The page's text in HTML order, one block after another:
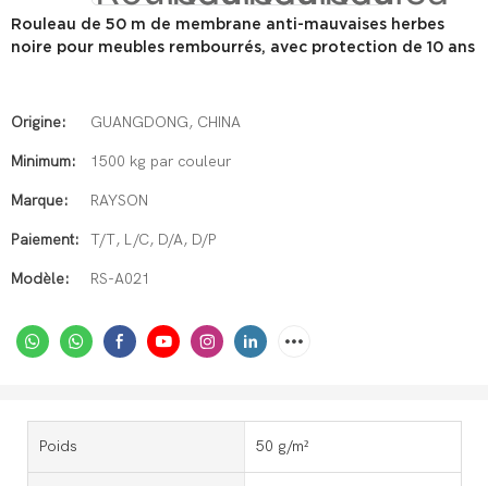
Rouleau de 50 m de membrane anti-mauvaises herbes
noire pour meubles rembourrés, avec protection de 10 ans
Origine: GUANGDONG, CHINA
Minimum: 1500 kg par couleur
Marque: RAYSON
Paiement: T/T, L/C, D/A, D/P
Modèle: RS-A021
Poids 50 g/m²